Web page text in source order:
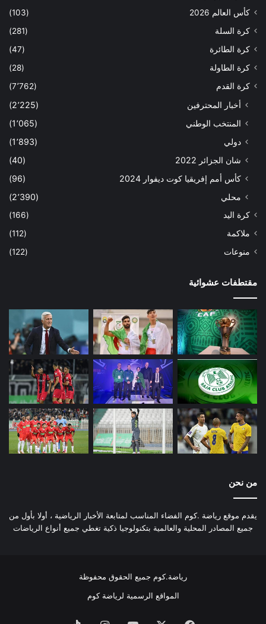
كأس العالم 2026
(103)
كرة السلة
(281)
كرة الطائرة
(47)
كرة الطاولة
(28)
كرة القدم
(7٬762)
أخبار المحترفين
(2٬225)
المنتخب الوطني
(1٬065)
دولي
(1٬893)
شان الجزائر 2022
(40)
كأس أمم إفريقيا كوت ديفوار 2024
(96)
محلي
(2٬390)
كرة اليد
(166)
ملاكمة
(112)
منوعات
(122)
مقتطفات عشوائية
من نحن
يقدم موقع رياضة .كوم الفضاء المناسب لمتابعة الأخبار الرياضية ، أولا بأول من
جميع المصادر المحلية والعالمية بتكنولوجيا ذكية تغطي جميع أنواع الرياضات
رياضة.كوم جميع الحقوق محفوظة
المواقع الرسمية لرياضة كوم